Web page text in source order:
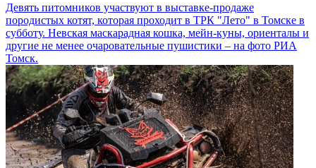
Девять питомников участвуют в выставке-продаже
породистых котят, которая проходит в ТРК "Лето" в Томске в
субботу. Невская маскарадная кошка, мейн-куны, ориенталы и
другие не менее очаровательные пушистики – на фото РИА
Томск.